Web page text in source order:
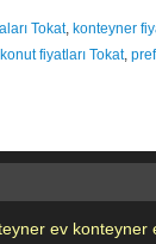
Tokat, konteyner
fiyatları Tokat,
ev konteyner